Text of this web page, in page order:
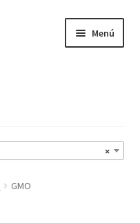
Menú
×
GMO